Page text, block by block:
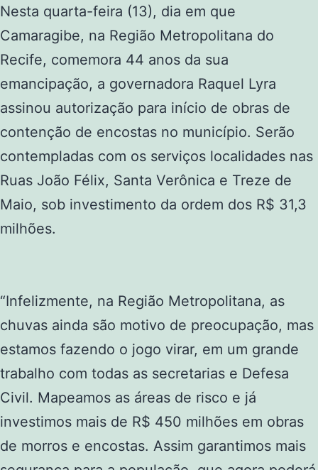
Nesta quarta-feira (13), dia em que
Camaragibe, na Região Metropolitana do
Recife, comemora 44 anos da sua
emancipação, a governadora Raquel Lyra
assinou autorização para início de obras de
contenção de encostas no município. Serão
contempladas com os serviços localidades nas
Ruas João Félix, Santa Verônica e Treze de
Maio, sob investimento da ordem dos R$ 31,3
milhões.
“Infelizmente, na Região Metropolitana, as
chuvas ainda são motivo de preocupação, mas
estamos fazendo o jogo virar, em um grande
trabalho com todas as secretarias e Defesa
Civil. Mapeamos as áreas de risco e já
investimos mais de R$ 450 milhões em obras
de morros e encostas. Assim garantimos mais